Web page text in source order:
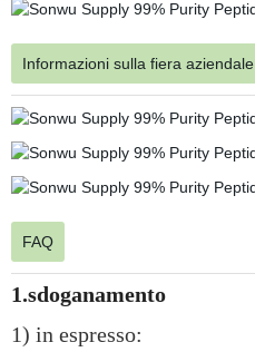
Informazioni sulla fiera aziendale
FAQ
1.sdoganamento
1) in espresso: